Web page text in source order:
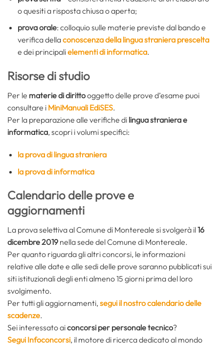
o quesiti a risposta chiusa o aperta;
prova orale: colloquio sulle materie previste dal bando e
verifica dellaconoscenza della lingua straniera prescelta
e dei principalielementi di informatica.
Risorse di studio
Per le materie di dirittooggetto delle prove d’esame puoi
consultare i MiniManuali EdiSES.
Per la preparazione alle verifiche di lingua straniera e
informatica, scopri i volumi specifici:
la prova di lingua straniera
la prova di informatica
Calendario delle prove e
aggiornamenti
La prova selettiva al Comune di Montereale si svolgerà il16
dicembre 2019 nella sede del Comune di Montereale.
Per quanto riguarda gli altri concorsi, le informazioni
relative alle date e alle sedi delle prove saranno pubblicati sui
siti istituzionali degli enti almeno 15 giorni prima del loro
svolgimento.
Per tutti gli aggiornamenti,segui il nostro calendario delle
scadenze.
Sei interessato aiconcorsi per personale tecnico?
Segui Infoconcorsi, il motore di ricerca dedicato al mondo